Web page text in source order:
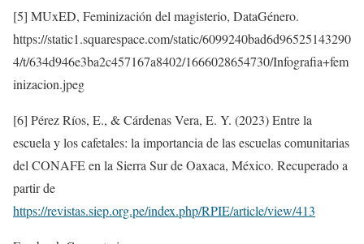
[5] MUxED, Feminización del magisterio, DataGénero.
https://static1.squarespace.com/static/6099240bad6d96525143290
4/t/634d946e3ba2c457167a8402/1666028654730/Infografia+fem
inizacion.jpeg
[6] Pérez Ríos, E., & Cárdenas Vera, E. Y. (2023) Entre la
escuela y los cafetales: la importancia de las escuelas comunitarias
del CONAFE en la Sierra Sur de Oaxaca, México. Recuperado a
partir de
https://revistas.siep.org.pe/index.php/RPIE/article/view/413